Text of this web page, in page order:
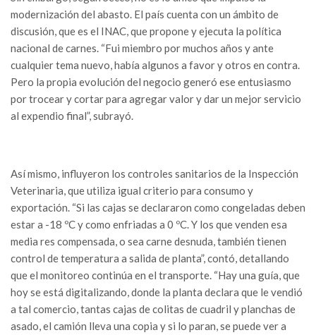
modernización del abasto. El país cuenta con un ámbito de
discusión, que es el INAC, que propone y ejecuta la política
nacional de carnes. “Fui miembro por muchos años y ante
cualquier tema nuevo, había algunos a favor y otros en contra.
Pero la propia evolución del negocio generó ese entusiasmo
por trocear y cortar para agregar valor y dar un mejor servicio
al expendio final”, subrayó.
Así mismo, influyeron los controles sanitarios de la Inspección
Veterinaria, que utiliza igual criterio para consumo y
exportación. “Si las cajas se declararon como congeladas deben
estar a -18 ºC y como enfriadas a 0 ºC. Y los que venden esa
media res compensada, o sea carne desnuda, también tienen
control de temperatura a salida de planta”, contó, detallando
que el monitoreo continúa en el transporte. “Hay una guía, que
hoy se está digitalizando, donde la planta declara que le vendió
a tal comercio, tantas cajas de colitas de cuadril y planchas de
asado, el camión lleva una copia y si lo paran, se puede ver a